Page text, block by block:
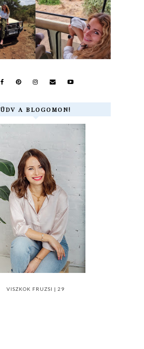
ÜDV A BLOGOMON!
VISZKOK FRUZSI | 29